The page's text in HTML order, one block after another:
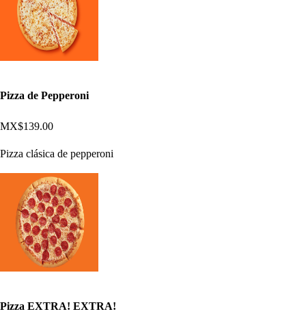
Pizza de Pepperoni
MX$139.00
Pizza clásica de pepperoni
Pizza EXTRA! EXTRA!